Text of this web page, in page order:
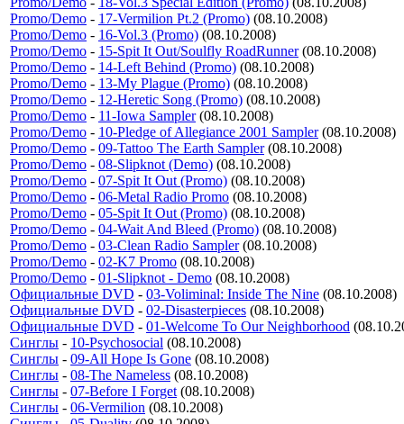
Promo/Demo - 17-Vermilion Pt.2 (Promo) (08.10.2008)
Promo/Demo - 16-Vol.3 (Promo) (08.10.2008)
Promo/Demo - 15-Spit It Out/Soulfly RoadRunner(08.10.2008)
Promo/Demo - 14-Left Behind (Promo) (08.10.2008)
Promo/Demo - 13-My Plague (Promo) (08.10.2008)
Promo/Demo - 12-Heretic Song (Promo) (08.10.2008)
Promo/Demo - 11-Iowa Sampler(08.10.2008)
Promo/Demo - 10-Pledge of Allegiance 2001 Sampler(08.10.2008)
Promo/Demo - 09-Tattoo The Earth Sampler(08.10.2008)
Promo/Demo - 08-Slipknot (Demo) (08.10.2008)
Promo/Demo - 07-Spit It Out (Promo) (08.10.2008)
Promo/Demo - 06-Metal Radio Promo (08.10.2008)
Promo/Demo - 05-Spit It Out (Promo) (08.10.2008)
Promo/Demo - 04-Wait And Bleed (Promo) (08.10.2008)
Promo/Demo - 03-Clean Radio Sampler(08.10.2008)
Promo/Demo - 02-K7 Promo (08.10.2008)
Promo/Demo - 01-Slipknot - Demo (08.10.2008)
Официальные DVD - 03-Voliminal: Inside The Nine (08.10.2008)
Официальные DVD - 02-Disasterpieces (08.10.2008)
Официальные DVD - 01-Welcome To Our Neighborhood
Синглы - 10-Psychosocial (08.10.2008)
Синглы - 09-All Hope Is Gone (08.10.2008)
Синглы - 08-The Nameless (08.10.2008)
Синглы - 07-Before I Forget (08.10.2008)
Синглы - 06-Vermilion (08.10.2008)